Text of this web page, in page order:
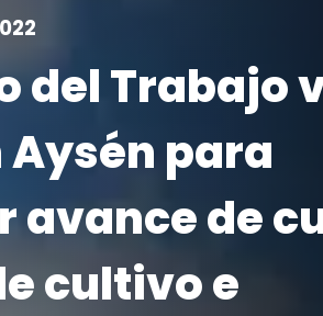
del Trabajo
para
avance de
cultivo e